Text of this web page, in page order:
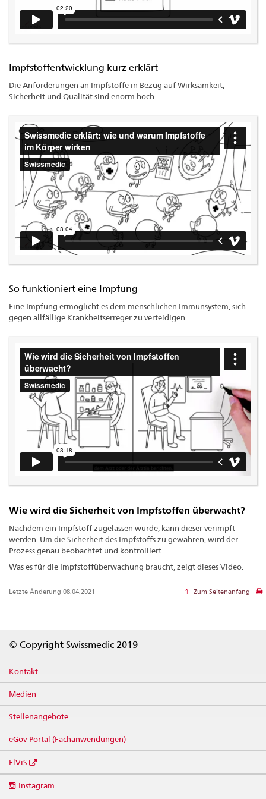
Impfstoffentwicklung kurz erklärt
Die Anforderungen an Impfstoffe in Bezug auf Wirksamkeit,
Sicherheit und Qualität sind enorm hoch.
So funktioniert eine Impfung
Eine Impfung ermöglicht es dem menschlichen Immunsystem, sich
gegen allfällige Krankheitserreger zu verteidigen.
Wie wird die Sicherheit von Impfstoffen überwacht?
Nachdem ein Impfstoff zugelassen wurde, kann dieser verimpft
werden. Um die Sicherheit des Impfstoffs zu gewähren, wird der
Prozess genau beobachtet und kontrolliert.
Was es für die Impfstoffüberwachung braucht, zeigt dieses Video.
Letzte Änderung 08.04.2021 Zum Seitenanfang
© Copyright Swissmedic 2019
Kontakt
Medien
Stellenangebote
eGov-Portal (Fachanwendungen)
ElViS
media
Instagram